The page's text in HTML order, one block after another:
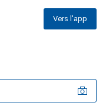
Vers l'app